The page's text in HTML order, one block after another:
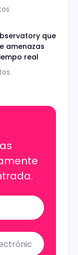
que
amenazas
real